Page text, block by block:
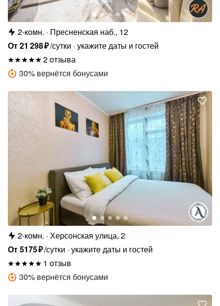
2-комн.
Пресненская наб., 12
От21 298₽/сутки укажите даты и гостей
2 отзыва
30% вернётся бонусами
2-комн. Херсонская улица, 2
От5175₽/сутки укажите даты и гостей
1 отзыв
30% вернётся бонусами